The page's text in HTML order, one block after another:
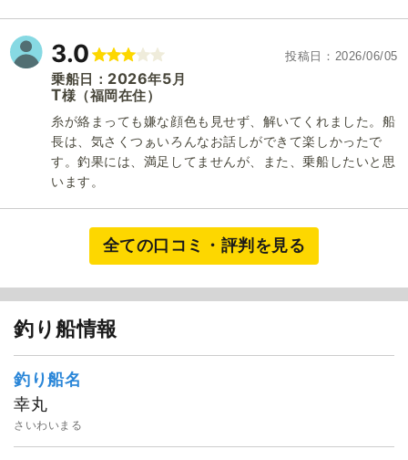
3.0 投稿日 2026/06/05
乗船日： 2026年5月
T様 （福岡在住）
糸が絡まっても嫌な顔色も見せず、解いてくれました。船
長は、気さくつぁいろんなお話しができて楽しかったで
す。釣果には、満足してませんが、また、乗船したいと思
います。
全ての口コミ・評判を見る
釣り船情報
釣り船名
幸丸
さいわいまる